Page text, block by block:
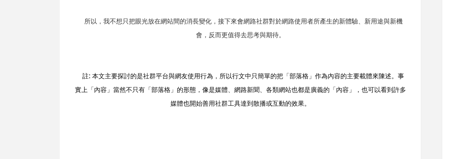
所以，我不想只把眼光放在網站間的消長變化，接下來會網路社群對於網路使用者所產生的新體驗、新用途與新機
會，反而更值得去思考與期待。
註: 本文主要探討的是社群平台與網友使用行為，所以行文中只簡單的把「部落格」作為內容的主要載體來陳述。事
實上「內容」當然不只有「部落格」的形態，像是媒體、網路新聞、各類網站也都是廣義的「內容」，也可以看到許多
媒體也開始善用社群工具達到散播或互動的效果。